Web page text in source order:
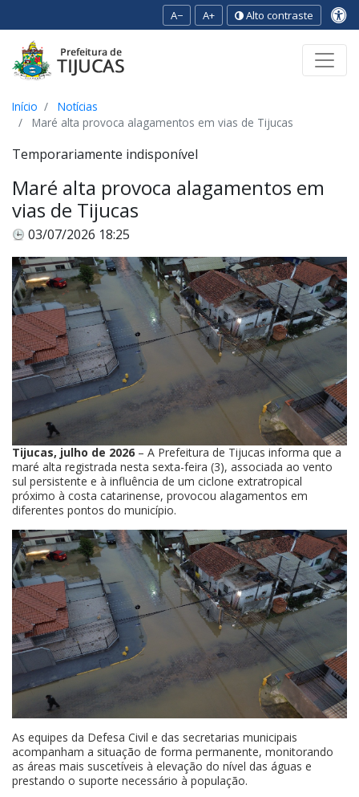
A− A+ Alto contraste
Início
Notícias
Maré alta provoca alagamentos em vias de Tijucas
Temporariamente indisponível
Maré alta provoca alagamentos em
vias de Tijucas
03/07/2026 18:25
Tijucas, julho de 2026 – A Prefeitura de Tijucas informa que a
maré alta registrada nesta sexta-feira (3), associada ao vento
sul persistente e à influência de um ciclone extratropical
próximo à costa catarinense, provocou alagamentos em
diferentes pontos do município.
As equipes da Defesa Civil e das secretarias municipais
acompanham a situação de forma permanente, monitorando
as áreas mais suscetíveis à elevação do nível das águas e
prestando o suporte necessário à população.